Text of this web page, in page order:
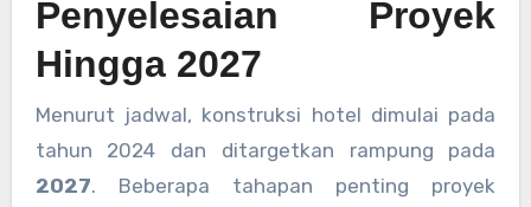
Penyelesaian Proyek
Hingga 2027
Menurut jadwal, konstruksi hotel dimulai pada
tahun 2024 dan ditargetkan rampung pada
2027. Beberapa tahapan penting proyek